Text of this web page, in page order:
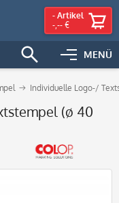
MENÜ
- Artikel
-,-- €
Individuelle Logo-/
(ø 40